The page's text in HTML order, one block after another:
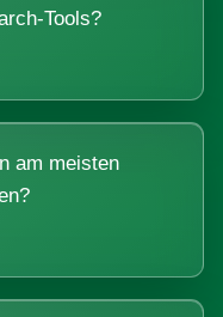
Tools?
am meisten